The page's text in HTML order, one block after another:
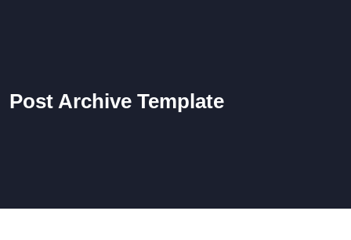
Post Archive Template